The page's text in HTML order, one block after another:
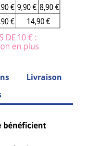
Livraison